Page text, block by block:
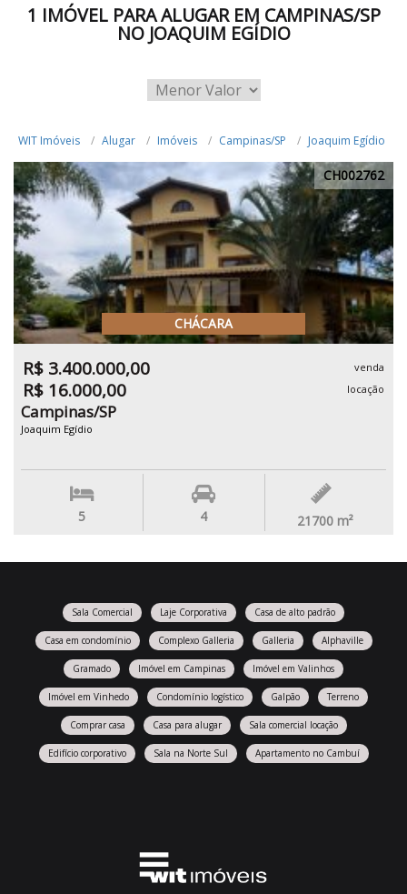
1 IMÓVEL PARA ALUGAR EM CAMPINAS/SP
NO JOAQUIM EGÍDIO
WIT Imóveis Alugar Imóveis Campinas/SP Joaquim Egídio
CH002762
CHÁCARA
R$ 3.400.000,00 venda
R$ 16.000,00 locação
Campinas/SP
Joaquim Egídio
5 4 21700 m²
Sala Comercial Laje Corporativa Casa de alto padrão
Casa em condomínio Complexo Galleria Galleria Alphaville
Gramado Imóvel em Campinas Imóvel em Valinhos
Imóvel em Vinhedo Condomínio logístico Galpão Terreno
Comprar casa Casa para alugar Sala comercial locação
Edifício corporativo Sala na Norte Sul Apartamento no Cambuí